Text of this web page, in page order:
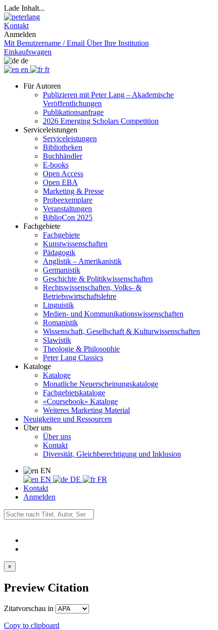
Lade Inhalt...
Kontakt
Anmelden
Mit Benutzername / Email Über Ihre Institution
Einkaufswagen
de
en
fr
Für Autoren
Publizieren mit Peter Lang – Akademische
Veröffentlichungen
Publikationsanfrage
2026 Emerging Scholars Competition
Serviceleistungen
Serviceleistungen
Bibliotheken
Buchhändler
E-books
Open Access
Open EBA
Marketing & Presse
Probeexemplare
Veranstaltungen
BiblioCon 2025
Fachgebiete
Fachgebiete
Kunstwissenschaften
Pädagogik
Anglistik – Amerikanistik
Germanistik
Geschichte & Politikwissenschaften
Rechtswissenschaften, Volks- &
Betriebswirtschaftslehre
Linguistik
Medien- und Kommunikationswissenschaften
Romanistik
Wissenschaft, Gesellschaft & Kulturwissenschaften
Slawistik
Theologie & Philosophie
Peter Lang Classics
Kataloge
Kataloge
Monatliche Neuerscheinungskataloge
Fachgebietskataloge
«Coursebook» Kataloge
Weiteres Marketing Material
Neuigkeiten und Ressourcen
Über uns
Über uns
Kontakt
Diversität, Gleichberechtigung und Inklusion
EN
EN
DE
FR
Kontakt
Anmelden
×
Preview Citation
Zitatvorschau in
Copy to clipboard